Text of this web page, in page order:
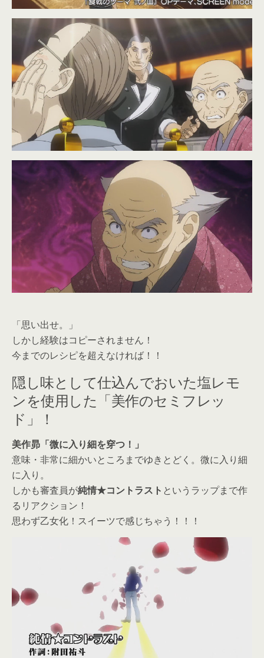
「思い出せ。」
しかし経験はコピーされません！
今までのレシピを超えなければ！！
隠し味として仕込んでおいた塩レモ
ンを使用した「美作のセミフレッ
ド」！
美作昴「微に入り細を穿つ！」
意味・非常に細かいところまでゆきとどく。微に入り細
に入り。
しかも審査員が純情★コントラスト というラップまで作
るリアクション！
思わず乙女化！スイーツで感じちゃう！！！